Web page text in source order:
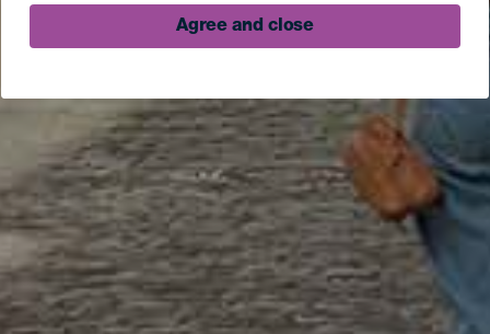
Agree and close